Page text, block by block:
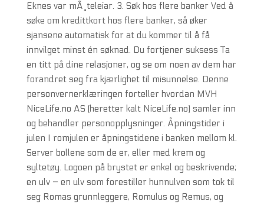
Eknes var mÃ¸teleiar. 3. Søk hos flere banker Ved å
søke om kredittkort hos flere banker, så øker
sjansene automatisk for at du kommer til å få
innvilget minst én søknad. Du fortjener suksess Ta
en titt på dine relasjoner, og se om noen av dem har
forandret seg fra kjærlighet til misunnelse. Denne
personvernerklæringen forteller hvordan MVH
NiceLife.no AS (heretter kalt NiceLife.no) samler inn
og behandler personopplysninger. Åpningstider i
julen I romjulen er åpningstidene i banken mellom kl.
Server bollene som de er, eller med krem og
syltetøy. Logoen på brystet er enkel og beskrivende;
en ulv – en ulv som forestiller hunnulven som tok til
seg Romas grunnleggere, Romulus og Remus, og